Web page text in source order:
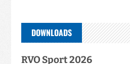
DOWNLOADS
RVO Sport 2026